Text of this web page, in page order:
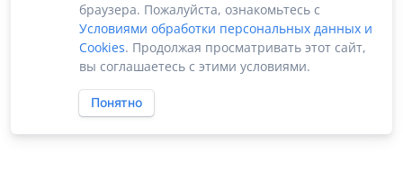
браузера. Пожалуйста, ознакомьтесь с
Условиями обработки персональных данных и
Cookies. Продолжая просматривать этот сайт,
вы соглашаетесь с этими условиями.
Понятно